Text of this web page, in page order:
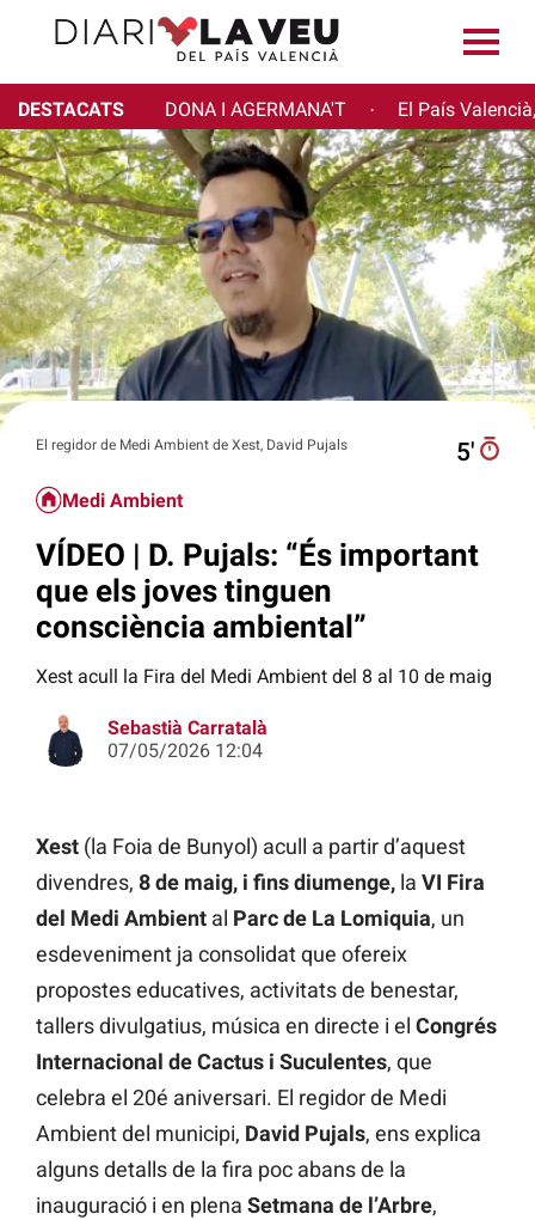
DESTACATS DONA I AGERMANA'T · El País
El regidor de Medi Ambient de Xest, David Pujals 5′
Medi Ambient
VÍDEO | D. Pujals: “És important
que els joves tinguen
consciència ambiental”
Xest acull la Fira del Medi Ambient del 8 al 10 de maig
Sebastià Carratalà
07/05/2026 12:04
Xest (la Foia de Bunyol) acull a partir d’aquest
divendres, 8 de maig, i fins diumenge, la VI Fira
del Medi Ambient al Parc de La Lomiquia, un
esdeveniment ja consolidat que ofereix
propostes educatives, activitats de benestar,
tallers divulgatius, música en directe i el Congrés
Internacional de Cactus i Suculentes, que
celebra el 20é aniversari. El regidor de Medi
Ambient del municipi, David Pujals, ens explica
alguns detalls de la fira poc abans de la
inauguració i en plena Setmana de l’Arbre,